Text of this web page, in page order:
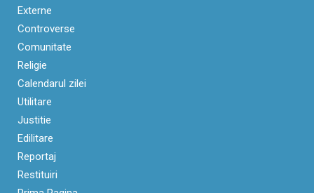
Externe
Controverse
Comunitate
Religie
Calendarul zilei
Utilitare
Justitie
Edilitare
Reportaj
Restituiri